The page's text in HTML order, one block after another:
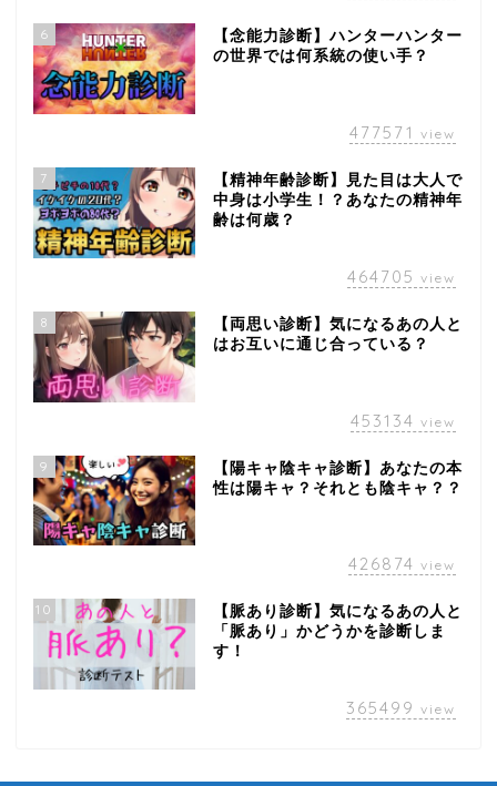
6
【念能力診断】ハンターハンター
の世界では何系統の使い手？
477571 view
7
【精神年齢診断】見た目は大人で
中身は小学生！？あなたの精神年
齢は何歳？
464705 view
8
【両思い診断】気になるあの人と
はお互いに通じ合っている？
453134 view
9
【陽キャ陰キャ診断】あなたの本
性は陽キャ？それとも陰キャ？？
426874 view
10
【脈あり診断】気になるあの人と
「脈あり」かどうかを診断しま
す！
365499 view